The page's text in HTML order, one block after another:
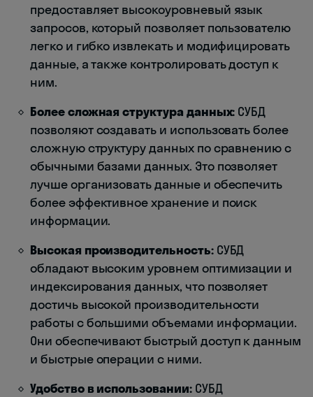
предоставляет высокоуровневый язык
запросов, который позволяет пользователю
легко и гибко извлекать и модифицировать
данные, а также контролировать доступ к
ним.
Более сложная структура данных: СУБД
позволяют создавать и использовать более
сложную структуру данных по сравнению с
обычными базами данных. Это позволяет
лучше организовать данные и обеспечить
более эффективное хранение и поиск
информации.
Высокая производительность:СУБД
обладают высоким уровнем оптимизации и
индексирования данных, что позволяет
достичь высокой производительности
работы с большими объемами информации.
Они обеспечивают быстрый доступ к данным
и быстрые операции с ними.
Удобство в использовании:СУБД